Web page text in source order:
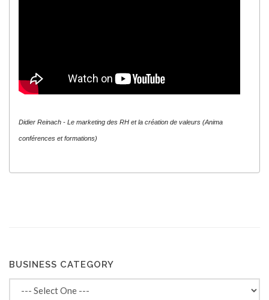
Didier Reinach - Le marketing des RH et la création de valeurs (Anima
conférences et formations)
BUSINESS CATEGORY